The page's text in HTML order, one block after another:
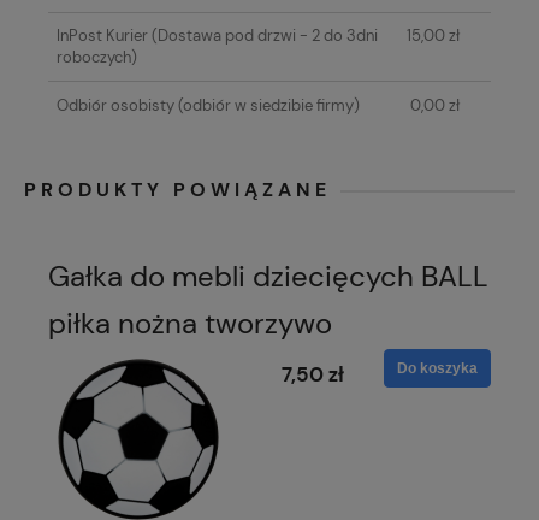
InPost Kurier(Dostawa pod drzwi - 2 do 3dni
roboczych)
15,00 zł
Odbiór osobisty(odbiór w siedzibie firmy) 0,00 zł
PRODUKTY POWIĄZANE
Gałka do mebli dziecięcych BALL
piłka nożna tworzywo
7,50 zł Do koszyka